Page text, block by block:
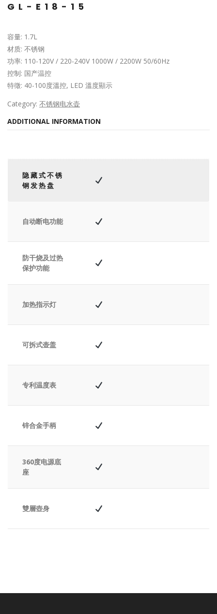
GL-E18-15
容量: 1.7L
材质: 不锈钢
功率: 110-120V / 220-240V 1000W / 2200W 50/60Hz
控制: 国产温控
特徵: 40-100度溫控, LED 溫度顯示
Category: 不锈钢电水壶
ADDITIONAL INFORMATION
隐藏式不锈
钢发热盘
自动断电功能
防干烧及过热
保护功能
加热指示灯
可拆式壶盖
专利温度表
锌合金手柄
360度电源底
座
雙層壺身